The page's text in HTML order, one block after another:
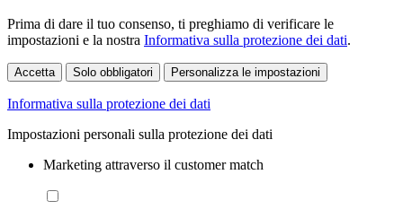
Prima di dare il tuo consenso, ti preghiamo di verificare le
impostazioni e la nostra Informativa sulla protezione dei dati.
Accetta Solo obbligatori Personalizza le impostazioni
Informativa sulla protezione dei dati
Impostazioni personali sulla protezione dei dati
Marketing attraverso il customer match